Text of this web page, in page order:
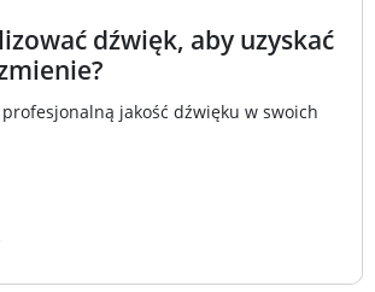
dźwięk, aby uzyskać
jakość dźwięku w swoich